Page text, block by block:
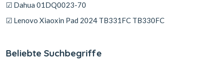
☑ Dahua 01DQ0023-70
☑ Lenovo Xiaoxin Pad 2024 TB331FC TB330FC
Beliebte Suchbegriffe